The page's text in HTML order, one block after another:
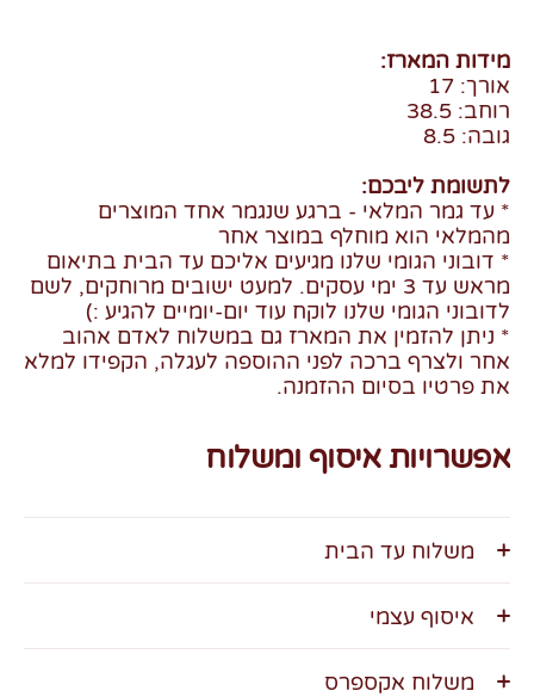
מידות המארז:
אורך: 17
רוחב: 38.5
גובה: 8.5
לתשומת ליבכם:
* עד גמר המלאי - ברגע שנגמר אחד המוצרים
מהמלאי הוא מוחלף במוצר אחר
* דובוני הגומי שלנו מגיעים אליכם עד הבית בתיאום
מראש עד 3 ימי עסקים. למעט ישובים מרוחקים, לשם
לדובוני הגומי שלנו לוקח עוד יום-יומיים להגיע :)
* ניתן להזמין את המארז גם במשלוח לאדם אהוב
אחר ולצרף ברכה לפני ההוספה לעגלה, הקפידו למלא
את פרטיו בסיום ההזמנה.
אפשרויות איסוף ומשלוח
משלוח עד הבית
איסוף עצמי
משלוח אקספרס